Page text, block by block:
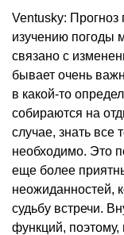
Ventusky:
изучению погоды
связано с
бывает очень
в какой-то
собираются на
случае, знать все
необходимо. Это
еще более
неожиданностей,
судьбу встречи.
функций,